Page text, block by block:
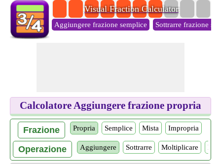
Visual Fraction Calculator
Aggiungere frazione semplice Sottrarre frazione
Calcolatore Aggiungere frazione propria
Frazione Propria Semplice Mista Impropria
Operazione Aggiungere Sottrarre Moltiplicare